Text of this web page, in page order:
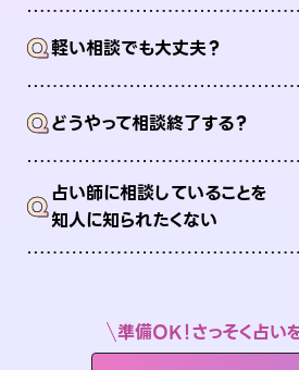
Q軽い相談でも大丈夫？
Qどうやって相談終了する？
Q占い師に相談していることを
知人に知られたくない
準備OK！さっそく占い